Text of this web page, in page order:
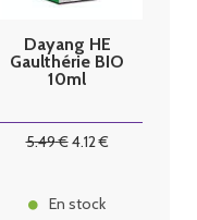
Dayang HE
Gaulthérie BIO
10ml
5.49€4.12€
En stock